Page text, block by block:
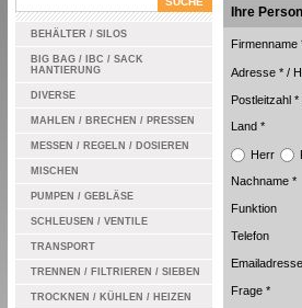
BEHÄLTER / SILOS
BIG BAG / IBC / SACK
HANTIERUNG
DIVERSE
MAHLEN / BRECHEN / PRESSEN
MESSEN / REGELN / DOSIEREN
MISCHEN
PUMPEN / GEBLÄSE
SCHLEUSEN / VENTILE
TRANSPORT
TRENNEN / FILTRIEREN / SIEBEN
TROCKNEN / KÜHLEN / HEIZEN
Ihre
Firmenname
Adresse */
Postleitzahl *
Land *
Herr
Nachname *
Funktion
Telefon
Frage *